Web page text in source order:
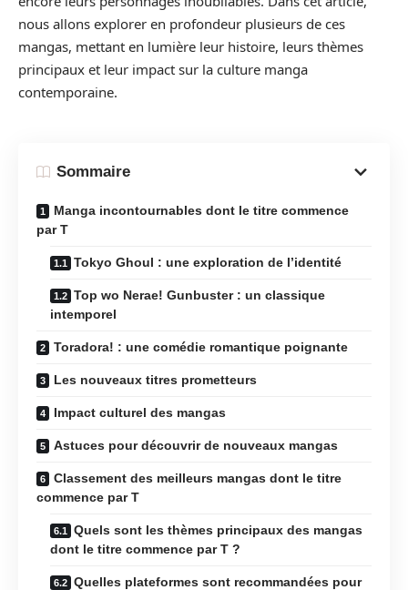
nous allons explorer en profondeur plusieurs de ces
mangas, mettant en lumière leur histoire, leurs thèmes
principaux et leur impact sur la culture manga
contemporaine.
Sommaire
Manga incontournables dont le titre commence
par T
Tokyo Ghoul : une exploration de l’identité
Top wo Nerae! Gunbuster : un classique
intemporel
Toradora! : une comédie romantique poignante
Les nouveaux titres prometteurs
Impact culturel des mangas
Astuces pour découvrir de nouveaux mangas
Classement des meilleurs mangas dont le titre
commence par T
Quels sont les thèmes principaux des mangas
dont le titre commence par T ?
Quelles plateformes sont recommandées pour